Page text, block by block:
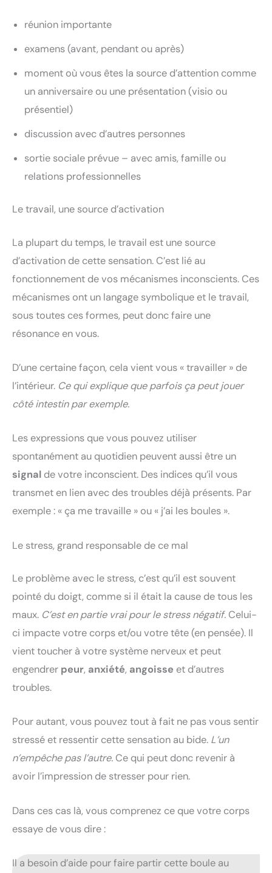
réunion importante
examens (avant, pendant ou après)
moment où vous êtes la source d’attention comme
un anniversaire ou une présentation (visio ou
présentiel)
discussion avec d’autres personnes
sortie sociale prévue – avec amis, famille ou
relations professionnelles
Le travail, une source d’activation
La plupart du temps, le travail est une source
d’activation de cette sensation. C’est lié au
fonctionnement de vos mécanismes inconscients. Ces
mécanismes ont un langage symbolique et le travail,
sous toutes ces formes, peut donc faire une
résonance en vous.
D’une certaine façon, cela vient vous « travailler » de
l’intérieur. Ce qui explique que parfois ça peut jouer
côté intestin par exemple.
Les expressions que vous pouvez utiliser
spontanément au quotidien peuvent aussi être un
signal de votre inconscient. Des indices qu’il vous
transmet en lien avec des troubles déjà présents. Par
exemple : « ça me travaille » ou « j’ai les boules ».
Le stress, grand responsable de ce mal
Le problème avec le stress, c’est qu’il est souvent
pointé du doigt, comme si il était la cause de tous les
maux. C’est en partie vrai pour le stress négatif.Celui-
ci impacte votre corps et/ou votre tête (en pensée). Il
vient toucher à votre système nerveux et peut
engendrer peur, anxiété, angoisse et d’autres
troubles.
Pour autant, vous pouvez tout à fait ne pas vous sentir
stressé et ressentir cette sensation au bide. L’un
n’empêche pas l’autre.Ce qui peut donc revenir à
avoir l’impression de stresser pour rien.
Dans ces cas là, vous comprenez ce que votre corps
essaye de vous dire :
Il a besoin d’aide pour faire partir cette boule au